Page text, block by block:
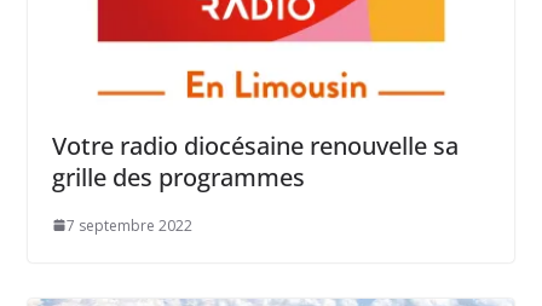
Votre radio diocésaine renouvelle sa
grille des programmes
7 septembre 2022